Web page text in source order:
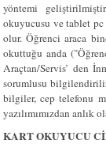
yöntemi
okuyucusu ve tablet
olur. Öğrenci araca
okuttuğu anda
Araçtan/Servis’ den
sorumlusu
bilgiler, cep telefonu
yazılımımızdan anlık
KART OKUYUCU